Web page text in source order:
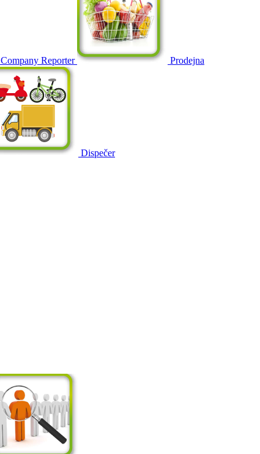
Company Reporter Prodejna
Dispečer